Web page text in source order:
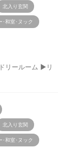
北入り玄関
･和室･ヌック
リールーム ▶リ
北入り玄関
･和室･ヌック